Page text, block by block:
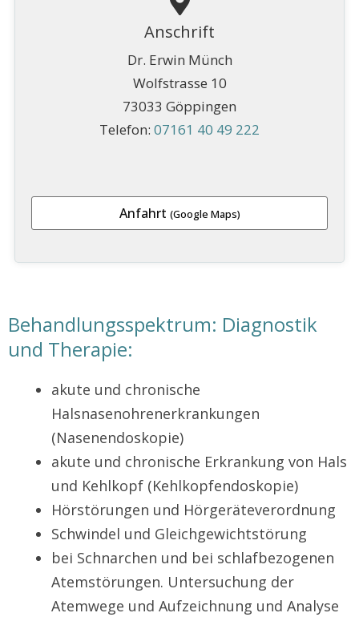
Anschrift
Dr. Erwin Münch
Wolfstrasse 10
73033 Göppingen
Telefon: 07161 40 49 222
Anfahrt (Google Maps)
Behandlungsspektrum: Diagnostik
und Therapie:
akute und chronische
Halsnasenohrenerkrankungen
(Nasenendoskopie)
akute und chronische Erkrankung von Hals
und Kehlkopf (Kehlkopfendoskopie)
Hörstörungen und Hörgeräteverordnung
Schwindel und Gleichgewichtstörung
bei Schnarchen und bei schlafbezogenen
Atemstörungen. Untersuchung der
Atemwege und Aufzeichnung und Analyse